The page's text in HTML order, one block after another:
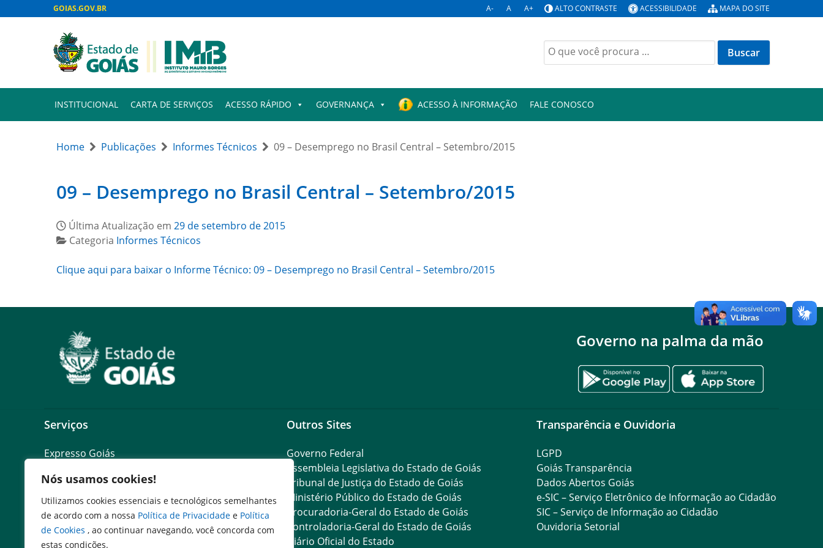
Nós usamos cookies!
Utilizamos cookies essenciais e tecnológicos semelhantes
de acordo com a nossa Política de Privacidade e Política
de Cookies , ao continuar navegando, você concorda com
estas condições.
GOIAS.GOV.BR A- A A+ ALTO CONTRASTE ACESSIBILIDADE MAPA DO SITE
Buscar
por:
INSTITUCIONAL CARTA DE SERVIÇOS ACESSO RÁPIDO GOVERNANÇA ACESSO À INFORMAÇÃO FALE CONOSCO
Home Publicações Informes Técnicos 09 – Desemprego no Brasil Central – Setembro/2015
09 – Desemprego no Brasil Central – Setembro/2015
Última Atualização em 29 de setembro de 2015
Categoria Informes Técnicos
Clique aqui para baixar o Informe Técnico: 09 – Desemprego no Brasil Central – Setembro/2015
Governo na palma da mão
Serviços
Expresso Goiás
Expresso Servidor
SEI Governadoria
Cadastro de Autoridades
Escola de Governo
Outros Sites
Governo Federal
Assembleia Legislativa do Estado de Goiás
Tribunal de Justiça do Estado de Goiás
Ministério Público do Estado de Goiás
Procuradoria-Geral do Estado de Goiás
Controladoria-Geral do Estado de Goiás
Diário Oficial do Estado
Transparência e Ouvidoria
LGPD
Goiás Transparência
Dados Abertos Goiás
e-SIC – Serviço Eletrônico de Informação ao Cidadão
SIC – Serviço de Informação ao Cidadão
Ouvidoria Setorial